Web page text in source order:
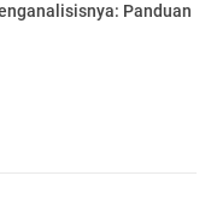
Panduan